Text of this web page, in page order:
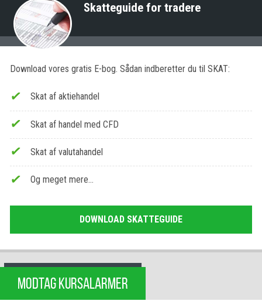
Skatteguide for tradere
Download vores gratis E-bog. Sådan indberetter du til SKAT:
Skat af aktiehandel
Skat af handel med CFD
Skat af valutahandel
Og meget mere…
DOWNLOAD SKATTEGUIDE
MODTAG KURSALARMER